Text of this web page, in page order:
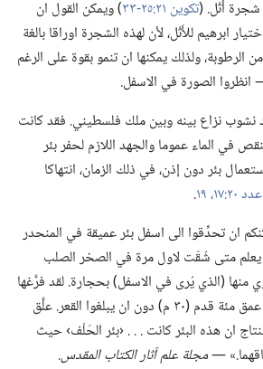
شجرة أَثْل.‏ (‏تكوين ٢١:‏٢٥-‏٣٣
‏)‏ ويمكن القول ان
ابرهيم للأَثْل،‏ لأن لهذه الشجرة اوراقا بالغة
الرطوبة،‏ ولذلك يمكنها ان تنمو بقوة على الرغم
الصورة في الاسفل.‏
نشوب نزاع بينه وبين ملك فلسطيني.‏ فقد كانت
في الماء عموما والجهد اللازم لحفر بئر
بئر دون إذن،‏ في ذلك الزمان،‏ انتهاكا
عدد ٢٠:‏١٧،‏
‏.‏
ان تحدِّقوا الى اسفل بئر عميقة في المنحدر
يعلم متى شُقّت لاول مرة في الصخر الصلب
منها (‏الذي يُرى في الاسفل)‏ بحجارة.‏ لقد فرَّغها
علماء الآثار العصريون الى عمق مئة قدم (‏٣٠ م)‏ دون ان يبلغوا القعر.‏ علَّق
ان هذه البئر كانت .‏ .‏ .‏ ‹بئر الحَلْف› حيث
—‏مجلة علم آثار الكتاب المقدس.‏